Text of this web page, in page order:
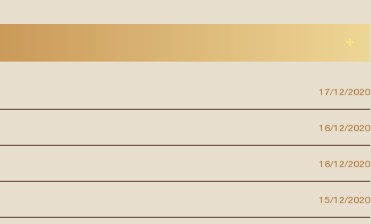
17/12/2020
16/12/2020
16/12/2020
15/12/2020